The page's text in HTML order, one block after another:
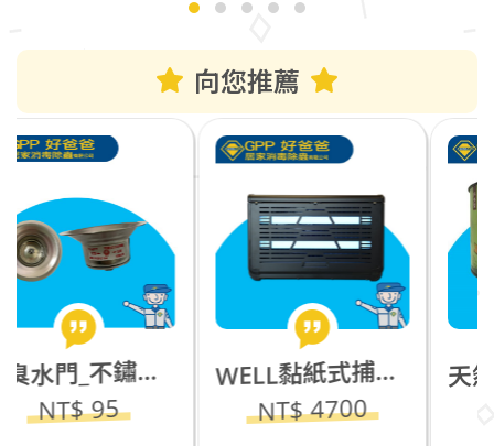
向您推薦
臭水門_不鏽鋼防蟑防蟲防臭_直徑1.5英寸(3公分適用) WELL黏紙式捕蟲燈_黑色(WE-103)
NT$ 4700